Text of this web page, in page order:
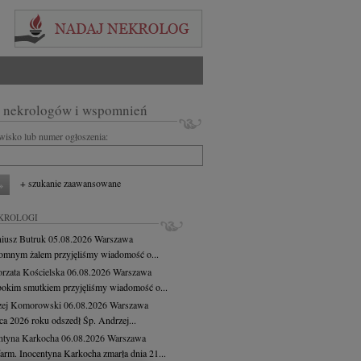
nekrologów i wspomnień
lub numer ogłoszenia:
+ szukanie zaawansowane
Butruk 05.08.2026Warszawa
żalem przyjęliśmy wiadomość o...
Kościelska06.08.2026Warszawa
smutkiem przyjęliśmy wiadomość o...
Komorowski 06.08.2026Warszawa
2026 roku odszedł Śp. Andrzej...
Karkocha06.08.2026Warszawa
Inocentyna Karkocha zmarła dnia 21...